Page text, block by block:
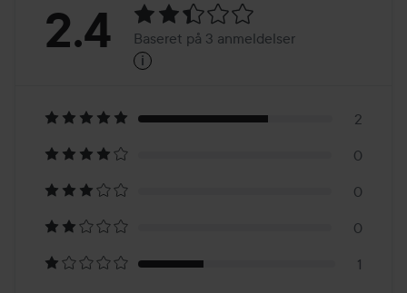
Bedømmelse:
Baseret
på
3
anmeldelser
2.4 Baseret på 3 anmeldelser
i
2
0
0
0
1